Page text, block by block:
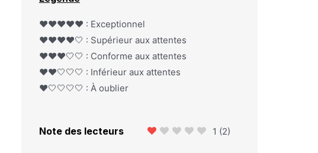
❤️❤️❤️❤️❤️ : Exceptionnel
❤️❤️❤️❤️🤍 : Supérieur aux attentes
❤️❤️❤️🤍🤍 : Conforme aux attentes
❤️❤️🤍🤍🤍 : Inférieur aux attentes
❤️🤍🤍🤍🤍 : À oublier
Note des lecteurs 1 (2)